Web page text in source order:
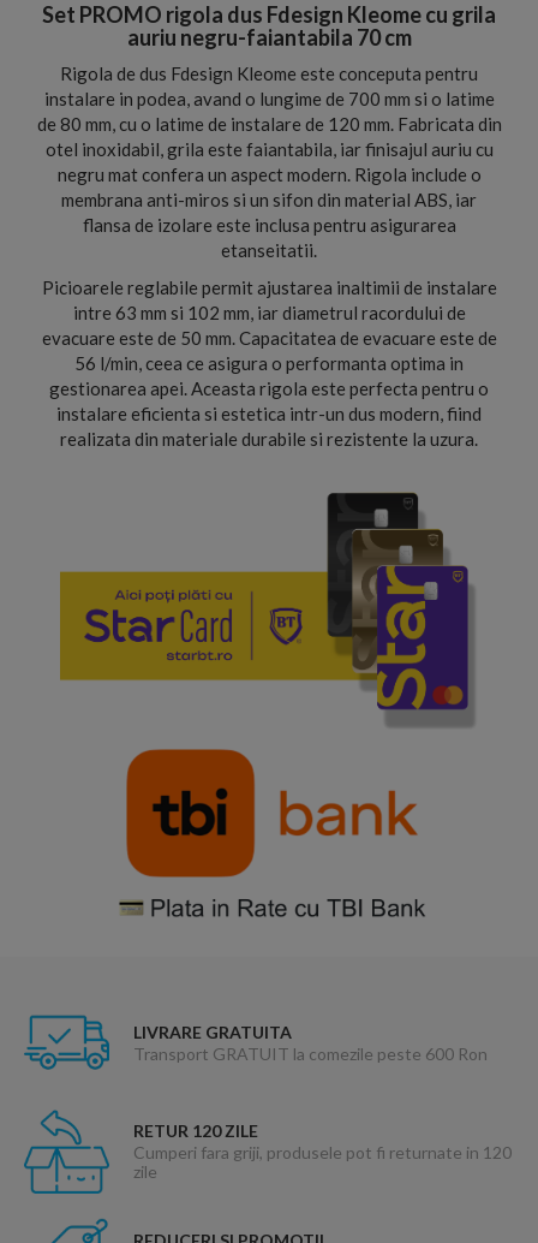
Set PROMO rigola dus Fdesign Kleome cu grila
auriu negru-faiantabila 70 cm
Rigola de dus Fdesign Kleome este conceputa pentru
instalare in podea, avand o lungime de 700 mm si o latime
de 80 mm, cu o latime de instalare de 120 mm. Fabricata din
otel inoxidabil, grila este faiantabila, iar finisajul auriu cu
negru mat confera un aspect modern. Rigola include o
membrana anti-miros si un sifon din material ABS, iar
flansa de izolare este inclusa pentru asigurarea
etanseitatii.
Picioarele reglabile permit ajustarea inaltimii de instalare
intre 63 mm si 102 mm, iar diametrul racordului de
evacuare este de 50 mm. Capacitatea de evacuare este de
56 l/min, ceea ce asigura o performanta optima in
gestionarea apei. Aceasta rigola este perfecta pentru o
instalare eficienta si estetica intr-un dus modern, fiind
realizata din materiale durabile si rezistente la uzura.
LIVRARE GRATUITA
Transport GRATUIT la comezile peste 600 Ron
RETUR 120 ZILE
Cumperi fara griji, produsele pot fi returnate in 120
zile